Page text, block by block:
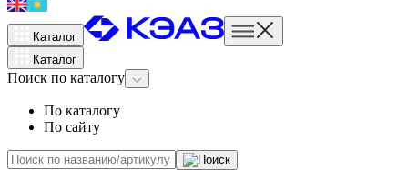
Каталог
Каталог
Поиск по каталогу
По каталогу
По сайту